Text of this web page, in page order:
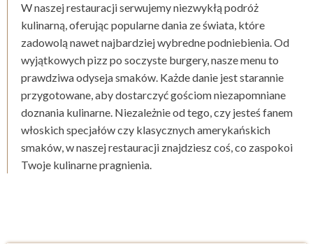
W naszej restauracji serwujemy niezwykłą podróż
kulinarną, oferując popularne dania ze świata, które
zadowolą nawet najbardziej wybredne podniebienia. Od
wyjątkowych pizz po soczyste burgery, nasze menu to
prawdziwa odyseja smaków. Każde danie jest starannie
przygotowane, aby dostarczyć gościom niezapomniane
doznania kulinarne. Niezależnie od tego, czy jesteś fanem
włoskich specjałów czy klasycznych amerykańskich
smaków, w naszej restauracji znajdziesz coś, co zaspokoi
Twoje kulinarne pragnienia.